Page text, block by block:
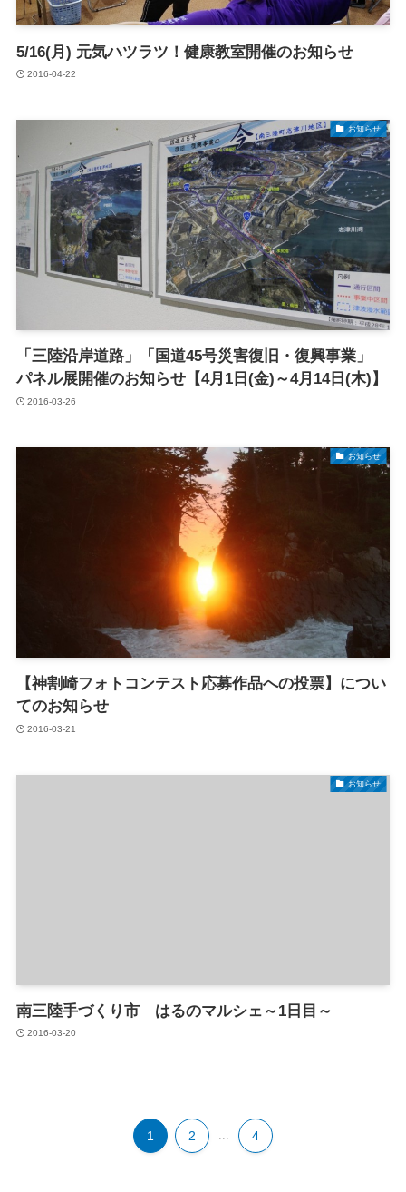
5/16(月) 元気ハツラツ！健康教室開催のお知らせ
2016-04-22
お知らせ
「三陸沿岸道路」「国道45号災害復旧・復興事業」
パネル展開催のお知らせ【4月1日(金)～4月14日(木)】
2016-03-26
お知らせ
【神割崎フォトコンテスト応募作品への投票】につい
てのお知らせ
2016-03-21
お知らせ
南三陸手づくり市 はるのマルシェ～1日目～
2016-03-20
1 2 4